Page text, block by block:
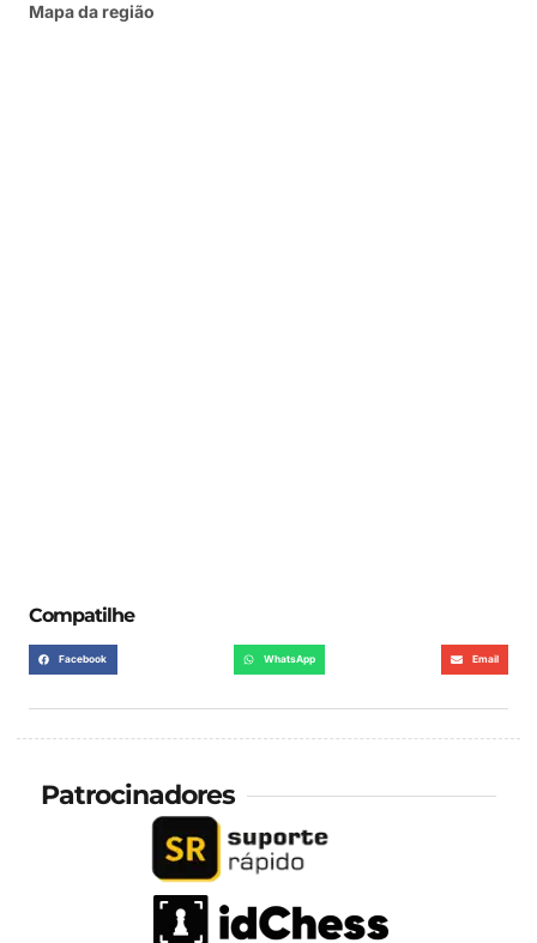
Mapa da região
Compatilhe
Facebook WhatsApp Email
Patrocinadores